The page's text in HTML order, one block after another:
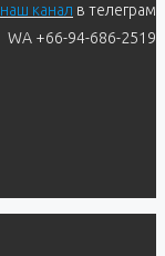
наш канал в телеграм
WA +66-94-686-2519